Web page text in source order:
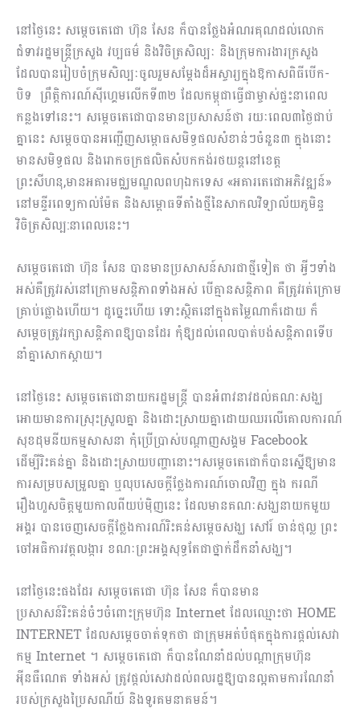
នៅថ្ងៃនេះ សម្តេចតេជោ ហ៊ុន សែន ក៏បានថ្លែងអំណរគុណដល់លោក
ជំទាវរដ្ឋមន្រ្ដីក្រសួង វប្បធម៌ និងវិចិត្រសិល្បៈ និងក្រុមការងារក្រសួង
ដែលបានរៀបចំក្រុមសិល្បៈចូលរួមសម្ដែងដ៏អស្ចារ្យក្នុងឱកាសពិធីបើក-
បិទ ព្រឹត្តិការណ៍ស៊ីហ្គេមលើកទី៣២ ដែលកម្ពុជាធ្វើជាម្ចាស់ផ្ទះនាពេល
កន្លងទៅនេះ។ សម្ដេចតេជោបានមានប្រសាសន៍ថា រយៈពេល៣ថ្ងៃជាប់
គ្នានេះ សម្តេចបានអញ្ជើញសម្ពោធសមិទ្ធផលសំខាន់ៗចំនួន៣ ក្នុងនោះ
មានសមិទ្ធផល និងរោកចក្រផលិតសំបកកង់រថយន្តនៅខេត្ត
ព្រះសីហនុ,មានអគារមជ្ឈមណ្ឌលពហុឯកទេស «អគារតេជោអភិវឌ្ឍន៍»
នៅមន្ទីរពេទ្យកាល់ម៉ែត និងសម្ពោធទីតាំងថ្មីនៃសាកលវិទ្យាល័យភូមិន្ទ
វិចិត្រសិល្ប:នាពេលនេះ។
សម្ដេចតេជោ ហ៊ុន សែន បានមានប្រសាសន៍សារជាថ្មីទៀត ថា អ្វីៗទាំង
អស់គឺត្រូវរស់នៅក្រោមសន្ដិភាពទាំងអស់ បើគ្មានសន្ដិភាព គឺត្រូវរត់ក្រោម
គ្រាប់ផ្លោងហើយ។ ដូច្នេះហើយ ទោះស្ថិតនៅក្នុងតម្លៃណាក៏ដោយ ក៏
សម្ដេចត្រូវរក្សាសន្ដិភាពឱ្យបានដែរ កុំឱ្យដល់ពេលបាត់បង់សន្ដិភាពទើប
នាំគ្នាសោកស្ដាយ។
នៅថ្ងៃនេះ សម្តេចតេជោនាយករដ្ឋមន្ត្រី បានអំពាវនាវដល់គណៈសង្ឃ
អោយមានការស្រុះស្រួលគ្នា និងដោះស្រាយគ្នាដោយឈរលើគោលការណ៍
សុខដុមនីយកម្មសាសនា កុំប្រើប្រាស់បណ្តាញសង្គម Facebook
ដើម្បីរិះគន់គ្នា និងដោះស្រាយបញ្ហានោះ។សម្ដេចតេជោក៏បានស្នើឱ្យមាន
ការសម្របសម្រួលគ្នា ឬលុបសេចក្ដីថ្លែងការណ៍ចោលវិញ ក្នុង ករណី
រឿងហួសចិត្តមួយកាលពីយប់ម៉ិញនេះ ដែលមានគណៈសង្ឃនាយកមួយ
អង្គរ បានចេញសេចក្ដីថ្លែងការណ៍រិះគន់សម្ដេចសង្ឃ សៅរ៍ ចាន់ថុល្ល ព្រះ
ចៅអធិការវត្តលង្ការ ខណៈព្រះអង្គសុទ្ធតែជាថ្នាក់ដឹកនាំសង្ឃ។
នៅថ្ងៃនេះផងដែរ សម្តេចតេជោ ហ៊ុន សែន ក៏បានមាន
ប្រសាសន៍រិះគន់ចំៗចំពោះក្រុមហ៊ុន Internet ដែលឈ្មោះថា HOME
INTERNET ដែលសម្ដេចចាត់ទុកថា ជាក្រុមអត់បំផុតក្នុងការផ្តល់សេវា
កម្ម Internet ។ សម្ដេចតេជោ ក៏បានណែនាំដល់បណ្ដាក្រុមហ៊ុន​
អ៉ីនធឺណេត ទាំងអស់ ត្រូវផ្ដល់សេវាដល់ពលរដ្ឋឱ្យបានល្អតាមការណែនាំ
របស់ក្រសួងប្រៃសណីយ៍ និងទូរគមនាគមន៍។